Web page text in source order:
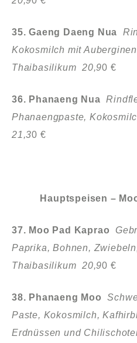
35. Gaeng Daeng Nua
Kokosmilch mit
Thaibasilikum 20,90 €
36. Phanaeng Nua
Phanaengpaste,
21,30 €
Hauptspeisen –
37. Moo Pad Kaprao
Paprika, Bohnen,
Thaibasilikum 20,90 €
38. Phanaeng Moo
Paste, Kokosmilch,
Erdnüssen und